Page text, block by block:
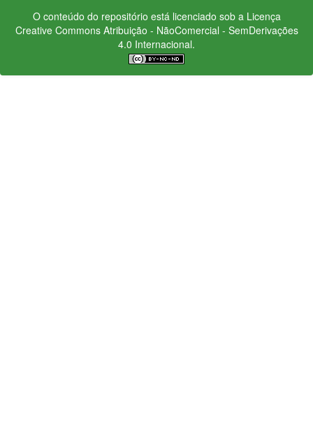
O conteúdo do repositório está licenciado sob a Licença
Creative CommonsAtribuição - NãoComercial - SemDerivações
4.0 Internacional.